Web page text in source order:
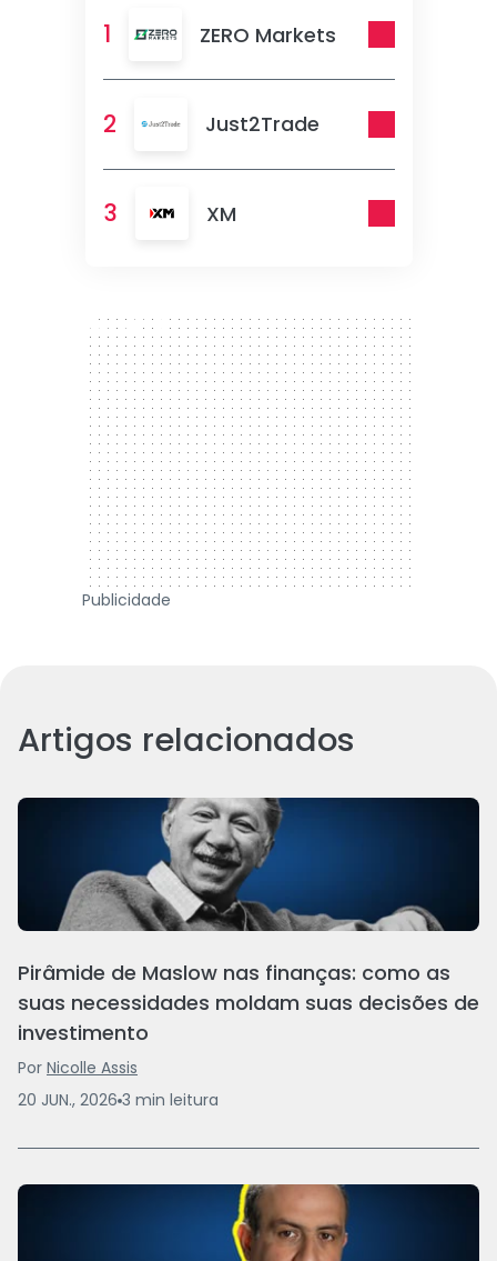
1 ZERO Markets
2 Just2Trade
3 XM
300 x 250
Publicidade
Artigos relacionados
Pirâmide de Maslow nas finanças: como as
suas necessidades moldam suas decisões de
investimento
Por Nicolle Assis
20 JUN., 2026 3 min leitura